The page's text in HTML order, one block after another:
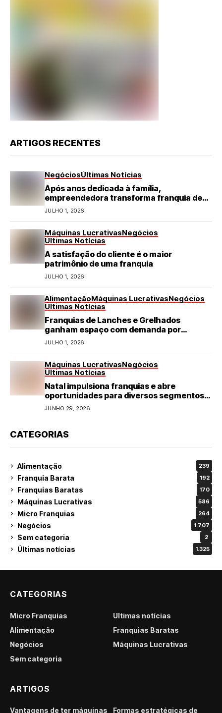
ARTIGOS RECENTES
NegóciosÚltimas Notícias
Após anos dedicada à família,
empreendedora transforma franquia de
turismo em negócio de destaque no RN
JULHO 1, 2026
Máquinas LucrativasNegócios
Últimas Notícias
A satisfação do cliente é o maior
patrimônio de uma franquia
JULHO 1, 2026
AlimentaçãoMáquinas LucrativasNegócios
Últimas Notícias
Franquias de Lanches e Grelhados
ganham espaço com demanda por
refeições rápidas e de qualidade
JULHO 1, 2026
Máquinas LucrativasNegócios
Últimas Notícias
Natal impulsiona franquias e abre
oportunidades para diversos segmentos
do varejo
JUNHO 29, 2026
CATEGORIAS
Alimentação 239
Franquia Barata 192
Franquias Baratas 170
Máquinas Lucrativas 586
Micro Franquias 264
Negócios 1.707
Sem categoria 2
Últimas notícias 1.325
CATEGORIAS
Micro Franquias
Últimas notícias
Alimentação
Franquias Baratas
Negócios
Máquinas Lucrativas
Sem categoria
ARTIGOS
Vantagens de ter máquinas Formas estratégicas de